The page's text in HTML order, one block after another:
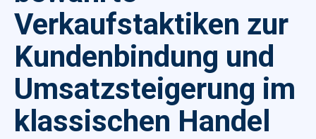
Verkaufstaktiken zur
Kundenbindung und
Umsatzsteigerung im
klassischen Handel